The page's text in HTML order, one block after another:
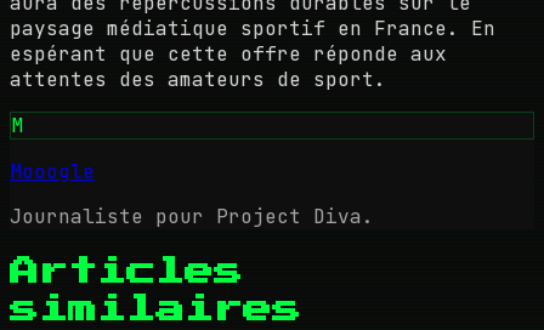
paysage médiatique sportif en France. En
espérant que cette offre réponde aux
attentes des amateurs de sport.
M
Mooogle
Journaliste pour Project Diva.
Articles
similaires